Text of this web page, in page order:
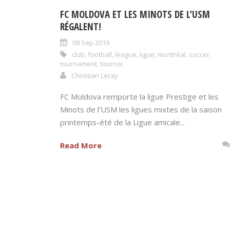
FC MOLDOVA ET LES MINOTS DE L’USM
RÉGALENT!
08 Sep 2019
club, football, league, ligue, montréal, soccer,
tournament, tournoi
Christian Leray
FC Moldova remporte la ligue Prestige et les
Minots de l’USM les ligues mixtes de la saison
printemps-été de la Ligue amicale...
Read More